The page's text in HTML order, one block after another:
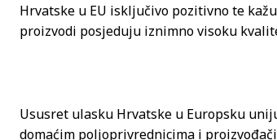
Hrvatske u EU isključivo pozitivno te
proizvodi posjeduju iznimno visoku
Ususret ulasku Hrvatske u Europsku
domaćim poljoprivrednicima i